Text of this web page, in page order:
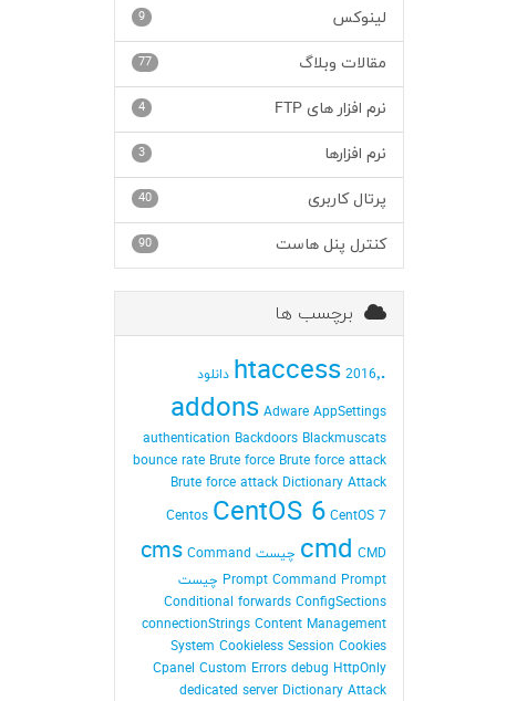
9 لینوکس
77 مقالات وبلاگ
4 نرم افزار های FTP
3 نرم افزارها
40 پرتال کاربری
90 کنترل پنل هاست
برچسب ها
.htaccess2016٬ دانلود
addons Adware AppSettings
authentication Backdoors Blackmuscats
bounce rate Brute force Brute force attack
Brute force attack Dictionary Attack
Centos CentOS 6 CentOS 7
cmd CMD چیست cms Command
Prompt Command Prompt چیست
Conditional forwards ConfigSections
connectionStrings Content Management
System Cookieless Session Cookies
Cpanel Custom Errors debug HttpOnly
dedicated server Dictionary Attack